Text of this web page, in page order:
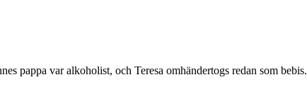
pappa var alkoholist, och Teresa omhändertogs redan som bebis.